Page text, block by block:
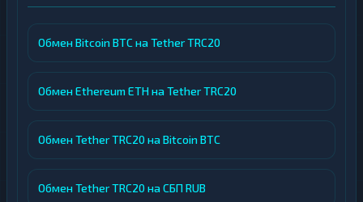
Обмен Bitcoin BTC на Tether TRC20
Обмен Ethereum ETH на Tether TRC20
Обмен Tether TRC20 на Bitcoin BTC
Обмен Tether TRC20 на СБП RUB